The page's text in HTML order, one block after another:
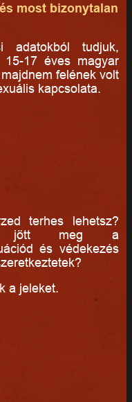
most bizonytalan
adatokból tudjuk,
15-17 éves magyar
felének volt
kapcsolata.
terhes lehetsz?
jött meg a
és védekezés
a jeleket.